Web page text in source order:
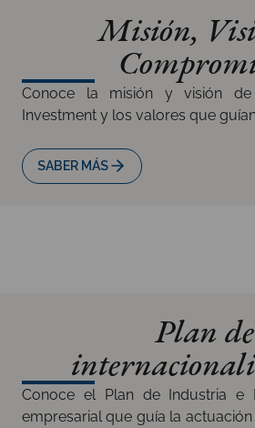
Misión,
Conoce la misión y visión
Investment y los valores que
SABER MÁS
Plan de
Conoce el Plan de Industria e
empresarial que guía la